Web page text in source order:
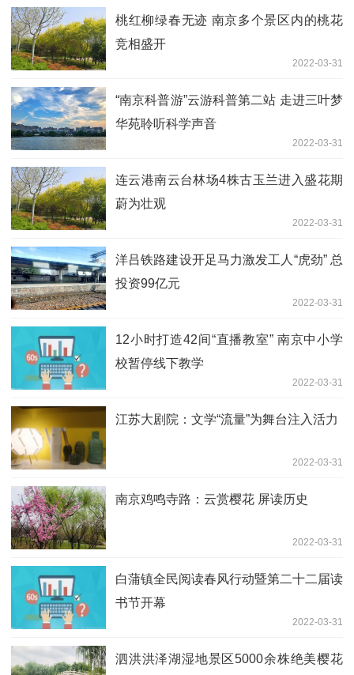
桃红柳绿春无迹 南京多个景区内的桃花
竞相盛开
2022-03-31
“南京科普游”云游科普第二站 走进三叶梦
华苑聆听科学声音
2022-03-31
连云港南云台林场4株古玉兰进入盛花期
蔚为壮观
2022-03-31
洋吕铁路建设开足马力激发工人“虎劲” 总
投资99亿元
2022-03-31
12小时打造42间“直播教室” 南京中小学
校暂停线下教学
2022-03-31
江苏大剧院：文学“流量”为舞台注入活力
2022-03-31
南京鸡鸣寺路：云赏樱花 屏读历史
2022-03-31
白蒲镇全民阅读春风行动暨第二十二届读
书节开幕
2022-03-31
泗洪洪泽湖湿地景区5000余株绝美樱花